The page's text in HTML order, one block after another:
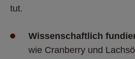
tut.
Wissenschaftlich
wie Cranberry und